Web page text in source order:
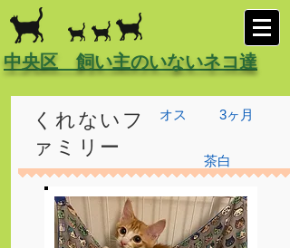
中央区 飼い主のいないネコ達
オス
くれないフ
ァミリー
3ヶ月
茶白